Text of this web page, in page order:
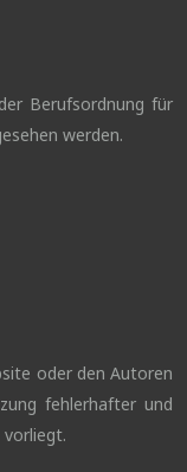
Berufsordnung für
werden.
oder den Autoren
fehlerhafter und